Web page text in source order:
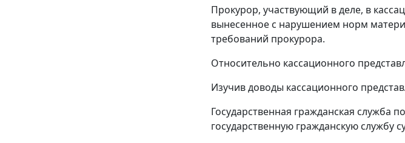
Прокурор, участвующий в деле, в
вынесенное с нарушением норм
требований прокурора.
Относительно кассационного
Изучив доводы кассационного
Государственная гражданская служба
государственную гражданскую службу